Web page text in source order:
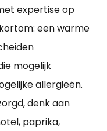
expertise op
een warme
mogelijk
allergieën.
denk aan
paprika,